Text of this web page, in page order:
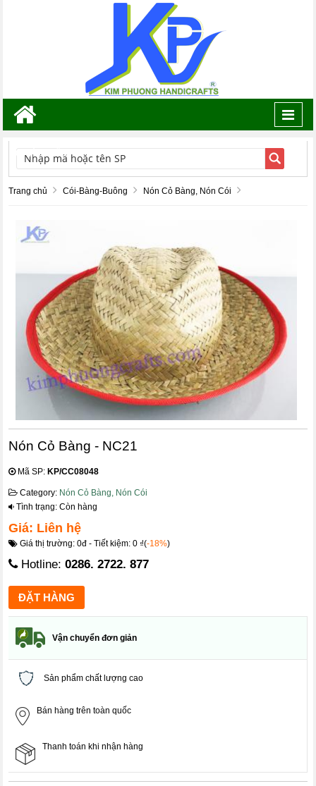
TÌM KIẾM
Trang chủ Cói-Bàng-Buông Nón Cỏ Bàng, Nón Cói
Nón Cỏ Bàng - NC21
Mã SP:KP/CC08048
Category: Nón Cỏ Bàng, Nón Cói
Tình trạng: Còn hàng
Giá: Liên hệ
Giá thị trường: 0đ - Tiết kiệm: 0 ₫(-18%)
Hotline:0286. 2722. 877
Vận chuyển đơn giản
Sản phẩm chất lượng cao
Bán hàng trên toàn quốc
Thanh toán khi nhận hàng